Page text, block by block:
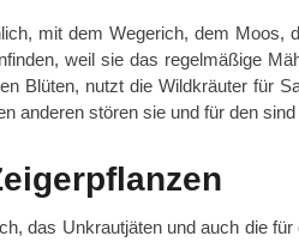
mit dem Wegerich, dem Moos,
weil sie das regelmäßige
Blüten, nutzt die Wildkräuter für
anderen stören sie und für den
das Unkrautjäten und auch die